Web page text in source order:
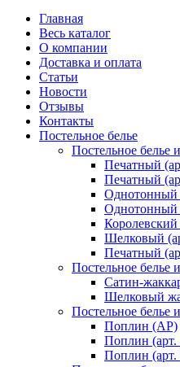
Главная
Весь каталог
О компании
Доставка и оплата
Статьи
Новости
Отзывы
Контакты
Постельное белье
Постельное белье
Печатный
Печатный
Однотонный
Однотонный
Королевский
Шелковый
Печатный
Постельное белье
Сатин-
Шелковый
Постельное белье
Поплин (AP)
Поплин
Поплин